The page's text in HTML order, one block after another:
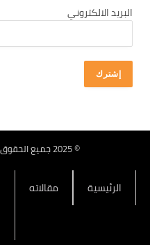
أيلول 2025
تموز 2025
حزيران 2025
كانون ثاني 2025
البريد الالكتروني
© 2025 جميع الحقوق محفوظة – طلال سلمان
الرئيسية مقالاته